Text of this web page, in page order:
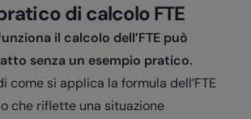
di calcolo FTE
il calcolo dell’FTE può
senza un esempio pratico.
come si applica la formula dell’FTE
che riflette una situazione